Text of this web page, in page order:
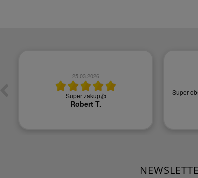
05.07.2025
Szybka wysyłka 😀 super
Agnieszka T.